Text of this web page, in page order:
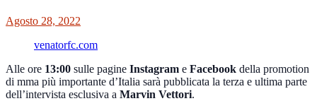
Agosto 28, 2022
venatorfc.com
Alle ore 13:00 sulle pagine Instagram e Facebook della promotion
di mma più importante d’Italia sarà pubblicata la terza e ultima parte
dell’intervista esclusiva a Marvin Vettori.